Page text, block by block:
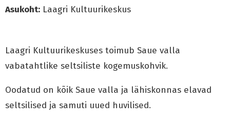
Asukoht: Laagri Kultuurikeskus
Laagri Kultuurikeskuses toimub Saue valla
vabatahtlike seltsiliste kogemuskohvik.
Oodatud on kõik Saue valla ja lähiskonnas elavad
seltsilised ja samuti uued huvilised.